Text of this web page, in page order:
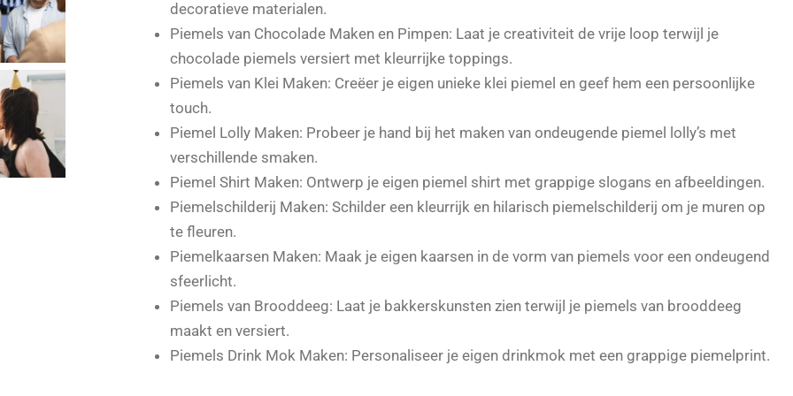
decoratieve materialen.
Piemels van Chocolade Maken en Pimpen: Laat je creativiteit de vrije loop terwijl je
chocolade piemels versiert met kleurrijke toppings.
Piemels van Klei Maken: Creëer je eigen unieke klei piemel en geef hem een persoonlijke
touch.
Piemel Lolly Maken: Probeer je hand bij het maken van ondeugende piemel lolly’s met
verschillende smaken.
Piemel Shirt Maken: Ontwerp je eigen piemel shirt met grappige slogans en afbeeldingen.
Piemelschilderij Maken: Schilder een kleurrijk en hilarisch piemelschilderij om je muren op
te fleuren.
Piemelkaarsen Maken: Maak je eigen kaarsen in de vorm van piemels voor een ondeugend
sfeerlicht.
Piemels van Brooddeeg: Laat je bakkerskunsten zien terwijl je piemels van brooddeeg
maakt en versiert.
Piemels Drink Mok Maken: Personaliseer je eigen drinkmok met een grappige piemelprint.